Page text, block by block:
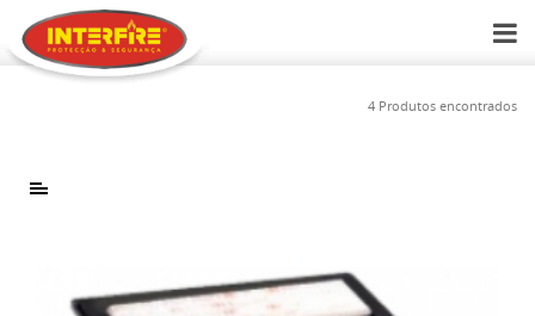
4 Produtos encontrados